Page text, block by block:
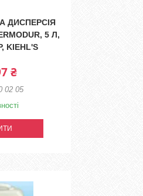
ДИСПЕРСІЯ
5 Л,
KIEHL'S
₴
02 05